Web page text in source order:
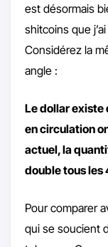
est désormais
shitcoins que
Considérez la
angle :
Le dollar existe
en circulation
actuel, la
double tous les
Pour comparer
qui se soucient